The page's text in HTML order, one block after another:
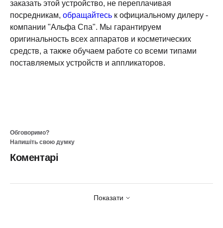
заказать этой устройство, не переплачивая
посредникам, обращайтесь к официальному дилеру -
компании "Альфа Спа". Мы гарантируем
оригинальность всех аппаратов и косметических
средств, а также обучаем работе со всеми типами
поставляемых устройств и аппликаторов.
Обговоримо?
Напишіть свою думку
Коментарі
Показати